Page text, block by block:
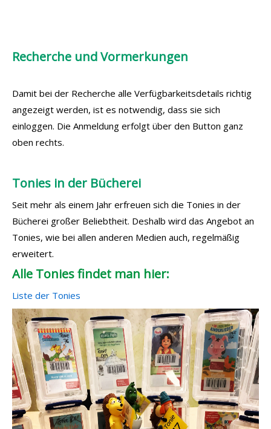
Recherche und Vormerkungen
Damit bei der Recherche alle Verfügbarkeitsdetails richtig
angezeigt werden, ist es notwendig, dass sie sich
einloggen. Die Anmeldung erfolgt über den Button ganz
oben rechts.
Tonies in der Bücherei
Seit mehr als einem Jahr erfreuen sich die Tonies in der
Bücherei großer Beliebtheit. Deshalb wird das Angebot an
Tonies, wie bei allen anderen Medien auch, regelmäßig
erweitert.
Alle Tonies findet man hier:
Liste der Tonies